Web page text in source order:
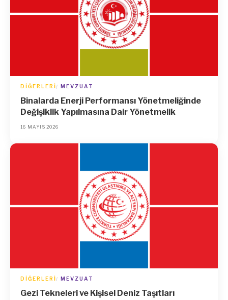
DIĞERLERI MEVZUAT
Binalarda Enerji Performansı Yönetmeliğinde
Değişiklik Yapılmasına Dair Yönetmelik
16 MAYIS 2026
DIĞERLERI MEVZUAT
Gezi Tekneleri ve Kişisel Deniz Taşıtları